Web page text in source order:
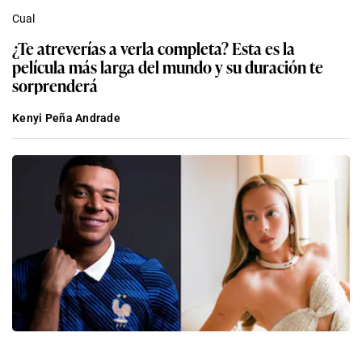
Cual
¿Te atreverías a verla completa? Esta es la
película más larga del mundo y su duración te
sorprenderá
Kenyi Peña Andrade